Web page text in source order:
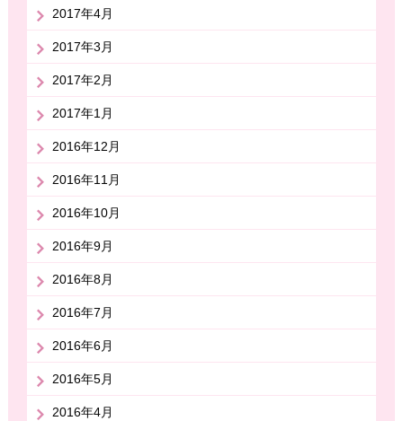
2017年4月
2017年3月
2017年2月
2017年1月
2016年12月
2016年11月
2016年10月
2016年9月
2016年8月
2016年7月
2016年6月
2016年5月
2016年4月